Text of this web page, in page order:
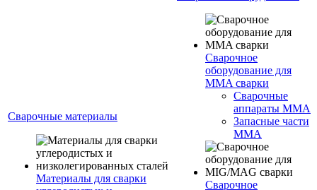
Сварочные материалы
Материалы для сварки
Сварочное
оборудование для
MMA сварки
Сварочные
аппараты MMA
Запасные части
MMA
Сварочное